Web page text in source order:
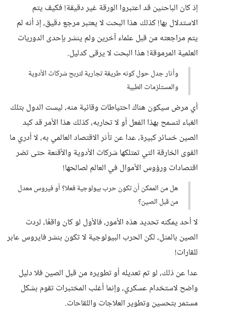
إذ كان الباحثين قد اعتبروا الورقة غير دقيقة! فكيف يتم
الاستدلال بها! كذلك هذا البحث لا يعتبر مرجع دقيق، إذ أنه لم
يتم مراجعته من قبل علماء آخرين ولم ينشر بإحدى الدوريات
العلمية المرموقة! هذا البحث لا يرقى كدليل.
وأثار جدل حول كونه طريقة تجارية لتربح شركات الأدوية
والمستلزمات الطبية
أي مرض سيكون هناك احتياطات وقائية منه، ليست الدول بتلك
الغباء لتسمح بهذا الفعل أو لا تحاربه، كذلك هذا الأمر قد كبد
الصين خسائر كبيرة، عدا عن تأثر الاقتصاد العالمي به، لا أدري ما
القوى الخارقة التي تمتلكها شركات الأدوية والأقنعة حتى تضر
اقتصادات ورؤوس الأموال في العالم لصالحها!
هل من الممكن أن تكون حرب بيولوجية فعلا؟ أو فيروس معدل
من قبل الصين؟
لا أحد يمكنه تحديد هذه الأمور، فالأول لو كان واقعًا، لردت
الصين بالمثل، لكن الحرب البيولوجية لا تكون بنشر فايروس عابر
للقارات!
عدا عن ذلك، لو تم تعديله أو تطويره من قبل الصين فلا دليل
واضح لاستخدام عسكري، وإنما أغلب المختبرات تقوم بشكل
مستمر بتحسين وتطوير العلاجات واللقاحات.